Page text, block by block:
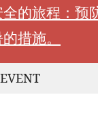
全的旅程：
措施。